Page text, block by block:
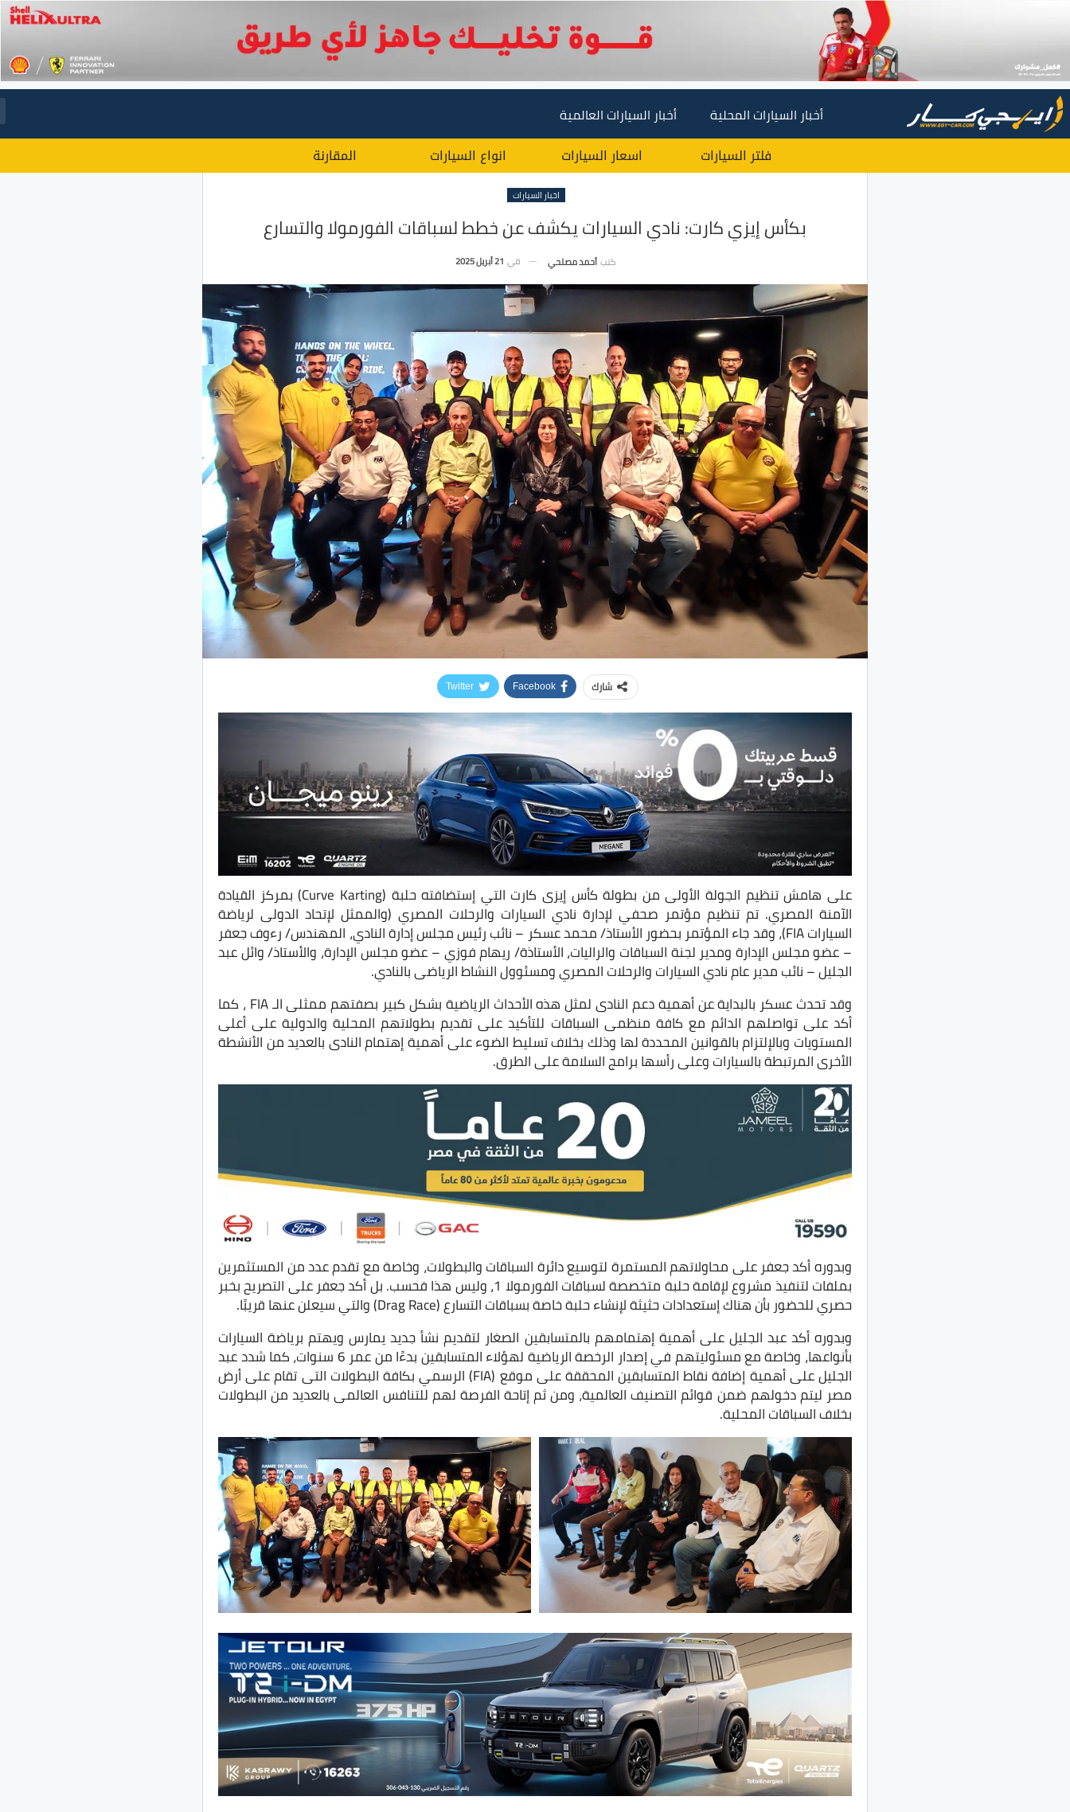
أخبار السيارات المحلية أخبار السيارات العالمية
فلتر السيارات اسعار السيارات انواع السيارات المقارنة
اخبار السيارات
بكأس إيزي كارت: نادي السيارات يكشف عن خطط لسباقات الفورمولا والتسارع
كتب أحمد مصلحي في 21 أبريل 2025
شارك Facebook
Twitter
على هامش تنظيم الجولة الأولى من بطولة كأس إيزى كارت التي إستضافته حلبة (Curve Karting) بمركز القيادة
الآمنة المصري. تم تنظيم مؤتمر صحفي لإدارة نادي السيارات والرحلات المصري (والممثل لإتحاد الدولى لرياضة
السيارات FIA)، وقد جاء المؤتمر بحضور الأستاذ/ محمد عسكر – نائب رئيس مجلس إدارة النادي، المهندس/ رءوف جعفر
– عضو مجلس الإدارة ومدير لجنة السباقات والراليات، الأستاذة/ ريهام فوزي – عضو مجلس الإدارة، والأستاذ/ وائل عبد
الجليل – نائب مدير عام نادي السيارات والرحلات المصري ومسئوول النشاط الرياضى بالنادي.
وقد تحدث عسكر بالبداية عن أهمية دعم النادى لمثل هذه الأحداث الرياضية بشكل كبير بصفتهم ممثلى الـ FIA ، كما
أكد على تواصلهم الدائم مع كافة منظمى السباقات للتأكيد على تقديم بطولاتهم المحلية والدولية على أعلى
المستويات وبالإلتزام بالقوانين المحددة لها وذلك بخلاف تسليط الضوء على أهمية إهتمام النادى بالعديد من الأنشطة
الأخرى المرتبطة بالسيارات وعلى رأسها برامج السلامة على الطرق.
وبدوره أكد جعفر على محاولاتهم المستمرة لتوسيع دائرة السباقات والبطولات، وخاصة مع تقدم عدد من المستثمرين
بملفات لتنفيذ مشروع لإقامة حلبة متخصصة لسباقات الفورمولا 1، وليس هذا فحسب. بل أكد جعفر على التصريح بخبر
حصري للحضور بأن هناك إستعدادات حثيثة لإنشاء حلبة خاصة بسباقات التسارع (Drag Race) والتي سيعلن عنها قريبًا.
وبدوره أكد عبد الجليل على أهمية إهتمامهم بالمتسابقين الصغار لتقديم نشأ جديد يمارس ويهتم برياضة السيارات
بأنواعها، وخاصة مع مسئوليتهم في إصدار الرخصة الرياضية لهؤلاء المتسابقين بدءًا من عمر 6 سنوات، كما شدد عبد
الجليل على أهمية إضافة نقاط المتسابقين المحققة على موقع (FIA) الرسمي بكافة البطولات التى تقام على أرض
مصر ليتم دخولهم ضمن قوائم التصنيف العالمية، ومن ثم إتاحة الفرصة لهم للتنافس العالمى بالعديد من البطولات
بخلاف السباقات المحلية.